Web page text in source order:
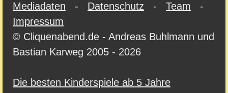
Mediadaten - Datenschutz - Team -
Impressum
© Cliquenabend.de - Andreas Buhlmann und
Bastian Karweg 2005 - 2026
Die besten Kinderspiele ab 5 Jahre